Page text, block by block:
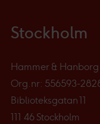
Stockholm
Hammer & Hanborg
Org.nr: 556593-
Biblioteksgatan 11
111 46 Stockholm